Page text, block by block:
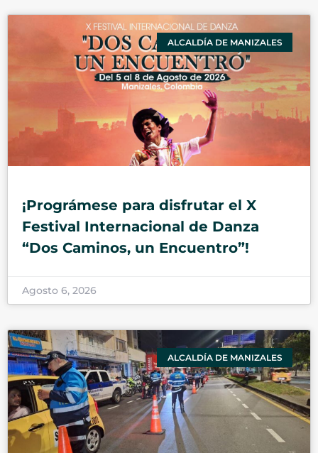
ALCALDÍA DE MANIZALES
¡Prográmese para disfrutar el X
Festival Internacional de Danza
“Dos Caminos, un Encuentro”!
Agosto 6, 2026
ALCALDÍA DE MANIZALES